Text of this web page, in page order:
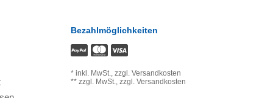
Bezahlmöglichkeiten
* inkl. MwSt., zzgl. Versandkosten
** zzgl. MwSt., zzgl. Versandkosten